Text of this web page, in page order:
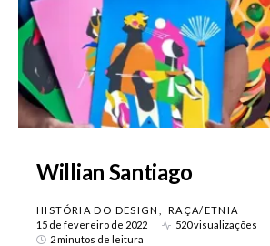
Willian Santiago
HISTÓRIA DO DESIGN
RAÇA/ETNIA
15 de fevereiro de 2022
520 visualizações
2 minutos de leitura